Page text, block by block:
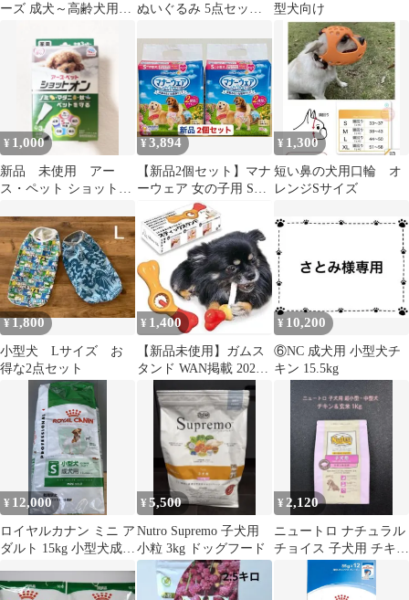
ーズ 成犬～高齢犬用
ぬいぐるみ 5点セット
型犬向け
¥ 1,000
新品 未使用 アー
ス・ペット ショットオ
¥3,894
【新品2個セット】マナ
ーウェア 女の子用 Sサ
イズ 小型犬 36枚入×2
個
¥ 1,300
短い鼻の犬用口輪 オ
レンジSサイズ
¥1,800
小型犬 Lサイズ お
得な2点セット
¥ 1,400
【新品未使用】ガムス
タンド WAN掲載 2026
年新モデル 0.6〜2.7cm
¥ 10,200
⑥NC 成犬用 小型犬チ
キン 15.5kg
¥ 12,000
ロイヤルカナン ミニ ア
ダルト 15kg 小型犬成犬
¥5,500
Nutro Supremo 子犬用
小粒 3kg ドッグフード
¥ 2,120
ニュートロ ナチュラル
チョイス 子犬用 チキン
＆玄米 1kg